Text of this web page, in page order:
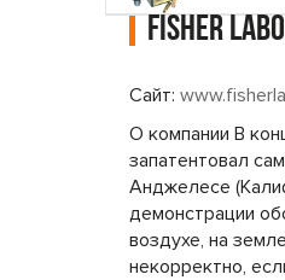
Fisher
Сайт:
О компании В
запатентовал
Анджелесе
демонстрации
воздухе, на
некорректно,